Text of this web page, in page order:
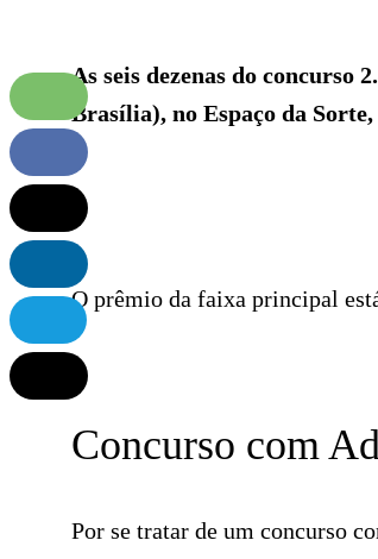
As seis dezenas do concurso
Brasília), no Espaço da
O prêmio da faixa principal
Concurso com
Por se tratar de um concurso